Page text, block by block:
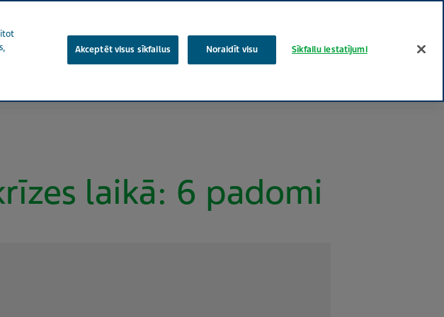
laikā: 6 padomi
Akceptēt visus sīkfailus Noraidīt visu Sīkfailu iestatījumi